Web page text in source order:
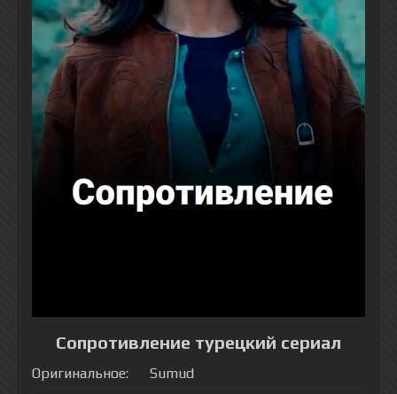
Сопротивление турецкий сериал
Оригинальное:
Sumud